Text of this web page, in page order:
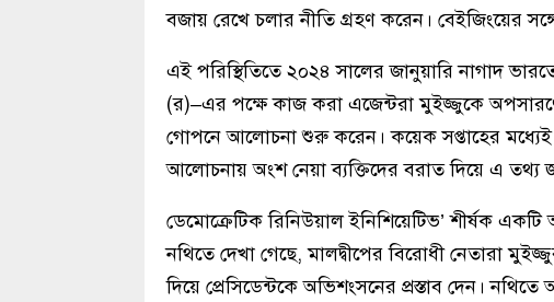
বজায় রেখে চলার নীতি গ্রহণ করেন। বেইজিংয়ের
এই পরিস্থিতিতে ২০২৪ সালের জানুয়ারি নাগাদ
(র)–এর পক্ষে কাজ করা এজেন্টরা মুইজ্জুকে
গোপনে আলোচনা শুরু করেন। কয়েক সপ্তাহের
আলোচনায় অংশ নেয়া ব্যক্তিদের বরাত দিয়ে এ তথ্য
ডেমোক্রেটিক রিনিউয়াল ইনিশিয়েটিভ’ শীর্ষক
নথিতে দেখা গেছে, মালদ্বীপের বিরোধী নেতারা
দিয়ে প্রেসিডেন্টকে অভিশংসনের প্রস্তাব দেন।